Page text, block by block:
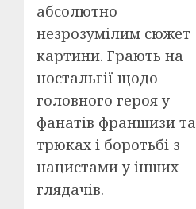
абсолютно
незрозумілим сюжет
картини. Грають на
ностальгії щодо
головного героя у
фанатів франшизи та
трюках і боротьбі з
нацистами у інших
глядачів.